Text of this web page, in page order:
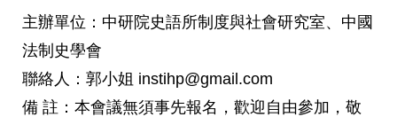
主辦單位：中研院史語所制度與社會研究室、中國
法制史學會
聯絡人：郭小姐 instihp@gmail.com
備 註：本會議無須事先報名，歡迎自由參加，敬